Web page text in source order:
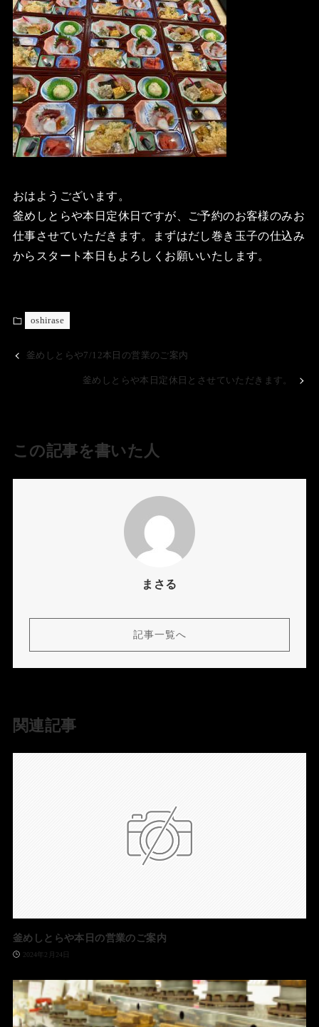
おはようございます。
釜めしとらや本日定休日ですが、ご予約のお客様のみお
仕事させていただきます。まずはだし巻き玉子の仕込み
からスタート本日もよろしくお願いいたします。
oshirase
釜めしとらや7/12本日の営業のご案内
釜めしとらや本日定休日とさせていただきます。
この記事を書いた人
まさる
記事一覧へ
関連記事
釜めしとらや本日の営業のご案内
2024年2月24日